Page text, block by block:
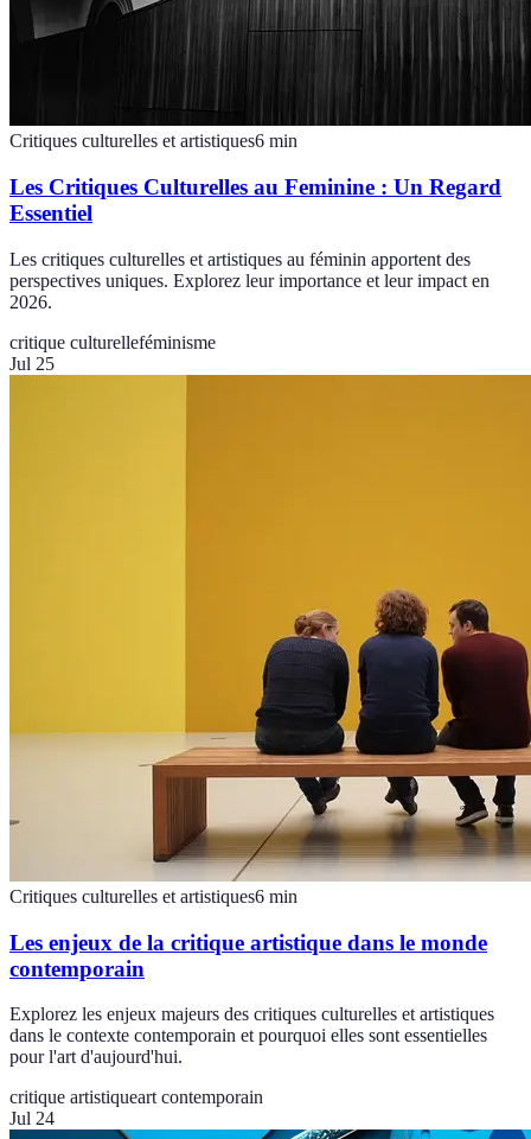
Critiques culturelles et artistiques6 min
Les Critiques Culturelles au Feminine : Un Regard
Essentiel
Les critiques culturelles et artistiques au féminin apportent des
perspectives uniques. Explorez leur importance et leur impact en
2026.
critique culturelleféminisme
Jul 25
Critiques culturelles et artistiques6 min
Les enjeux de la critique artistique dans le monde
contemporain
Explorez les enjeux majeurs des critiques culturelles et artistiques
dans le contexte contemporain et pourquoi elles sont essentielles
pour l'art d'aujourd'hui.
critique artistiqueart contemporain
Jul 24